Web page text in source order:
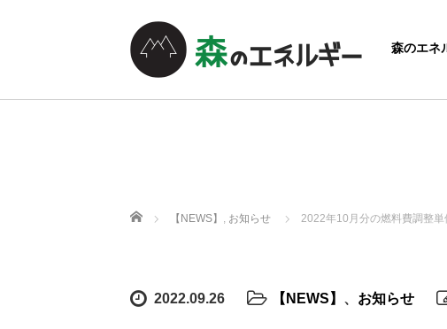
森のエネ
ホーム 【NEWS】 , お知らせ 2022年10月分の燃料費調整単
2022.09.26 【NEWS】 、 お知らせ